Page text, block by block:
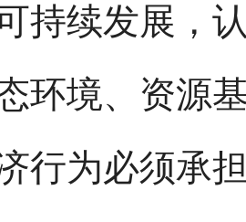
持续发展，
环境、资源
行为必须承